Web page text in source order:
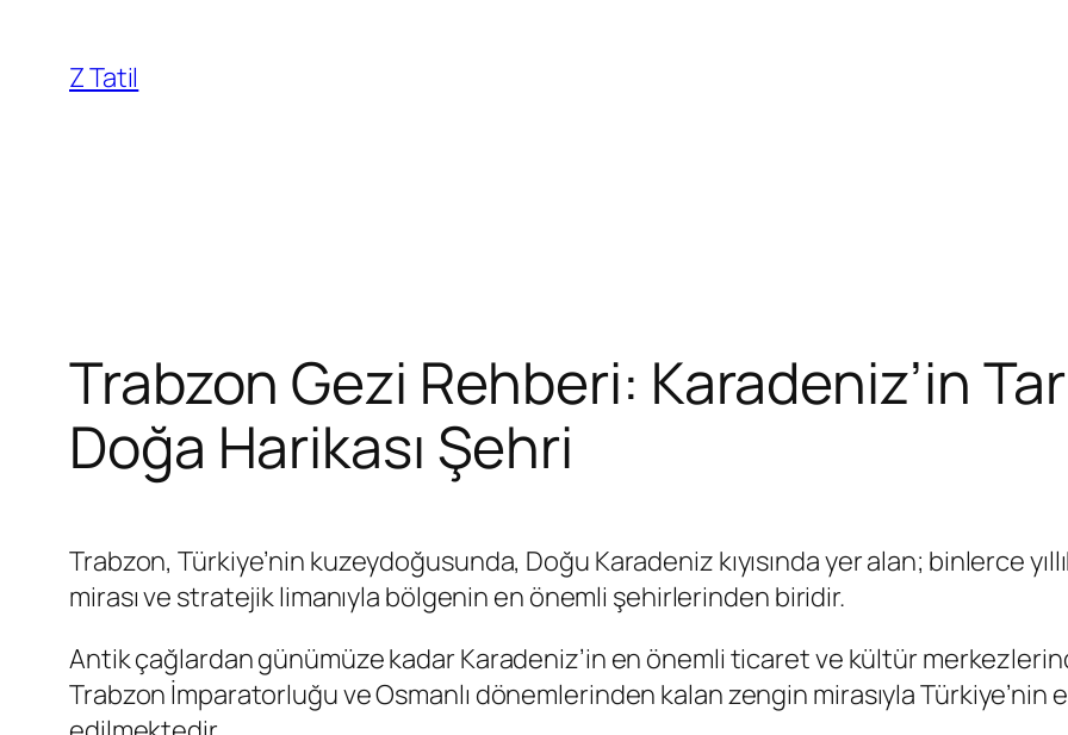
Z Tatil
Trabzon Gezi Rehberi: Karadeniz’in
Doğa Harikası Şehri
Trabzon, Türkiye’nin kuzeydoğusunda, Doğu Karadeniz kıyısında yer alan; binlerce
mirası ve stratejik limanıyla bölgenin en önemli şehirlerinden biridir.
Antik çağlardan günümüze kadar Karadeniz’in en önemli ticaret ve kültür
Trabzon İmparatorluğu ve Osmanlı dönemlerinden kalan zengin mirasıyla